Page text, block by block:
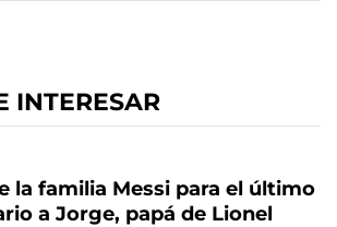
INTERESAR
la familia Messi para el último
a Jorge, papá de Lionel